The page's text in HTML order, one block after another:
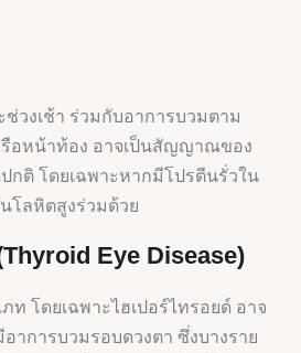
ช่วงเช้า ร่วมกับอาการบวมตาม
รือหน้าท้อง อาจเป็นสัญญาณของ
กติ โดยเฉพาะหากมีโปรตีนรั่วใน
โลหิตสูงร่วมด้วย
Eye Disease)
ท โดยเฉพาะไฮเปอร์ไทรอยด์ อาจ
าการบวมรอบดวงตา ซึ่งบางราย